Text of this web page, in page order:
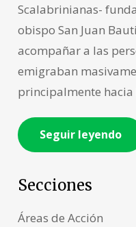
Scalabrinianas-
obispo San Juan
acompañar a las
emigraban
principalmente hacia
Seguir leyendo
Secciones
Áreas de Acción